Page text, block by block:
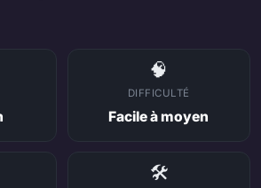
🧠
DIFFICULTÉ
Facile à moyen
🛠️